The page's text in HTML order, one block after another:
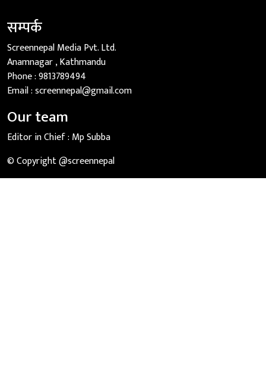
सम्पर्क
Screennepal Media Pvt. Ltd.
Anamnagar , Kathmandu
Phone :9813789494
Email :screennepal@gmail.com
Our team
Editor in Chief : Mp Subba
© Copyright @screennepal